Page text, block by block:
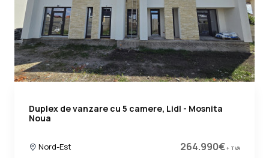
Duplex de vanzare cu 5 camere, Lidl - Mosnita
Noua
Nord-Est 264.990€+ TVA